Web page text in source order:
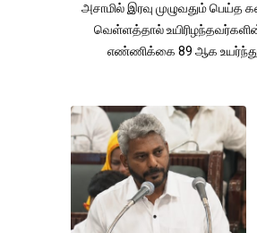
அசாமில் இரவு முழுவதும் பெய்த
வெள்ளத்தால்
எண்ணிக்கை 89 ஆக